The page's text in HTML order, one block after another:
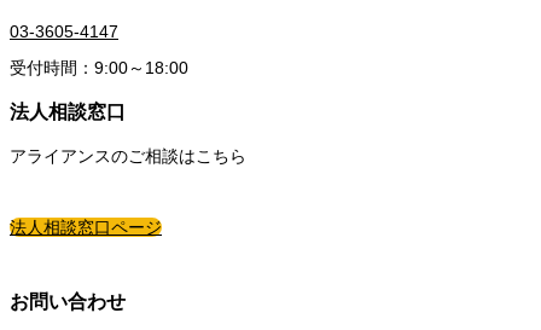
03-3605-4147
受付時間：9:00～18:00
法人相談窓口
アライアンスのご相談はこちら
法人相談窓口ページ
お問い合わせ